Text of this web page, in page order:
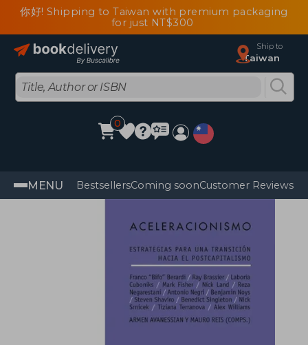
你好! Shipping to Taiwan with premium packaging
for just NT$300
Ship to
Taiwan
0
MENU BestsellersComing soonCustomer Reviews